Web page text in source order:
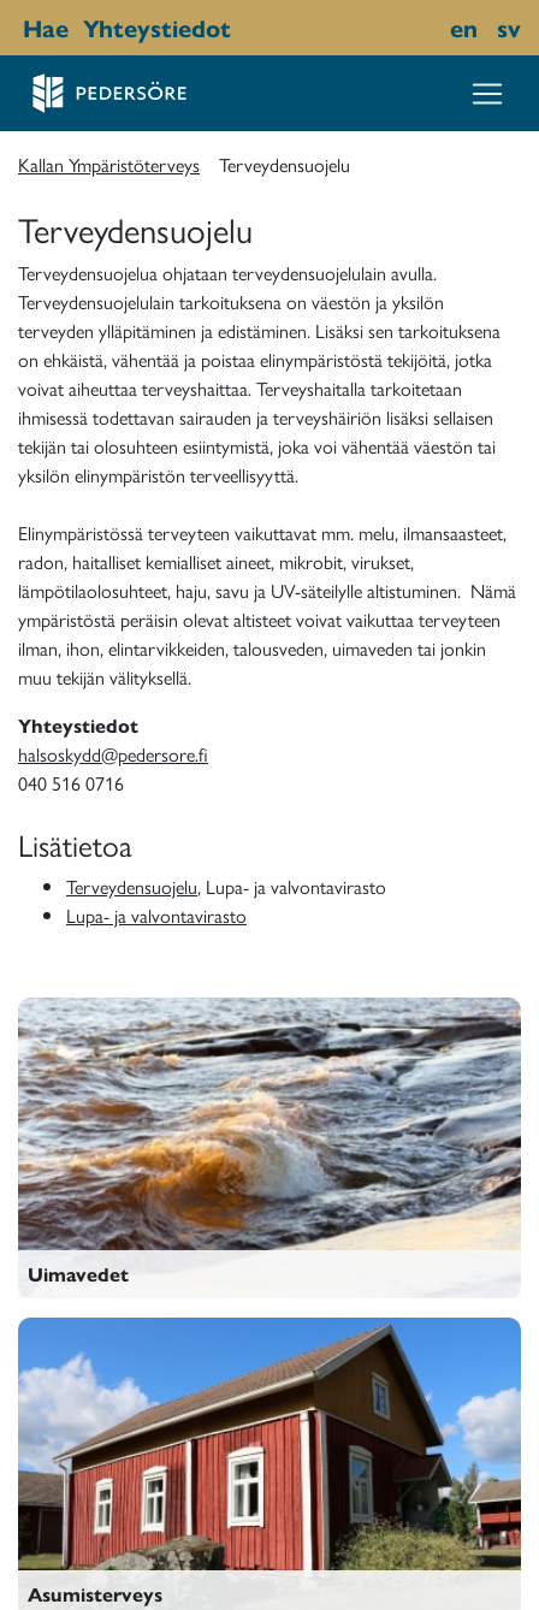
Hae Yhteystiedot en sv
Kallan Ympäristöterveys Terveydensuojelu
Terveydensuojelu
Terveydensuojelua ohjataan terveydensuojelulain avulla.
Terveydensuojelulain tarkoituksena on väestön ja yksilön
terveyden ylläpitäminen ja edistäminen. Lisäksi sen tarkoituksena
on ehkäistä, vähentää ja poistaa elinympäristöstä tekijöitä, jotka
voivat aiheuttaa terveyshaittaa. Terveyshaitalla tarkoitetaan
ihmisessä todettavan sairauden ja terveyshäiriön lisäksi sellaisen
tekijän tai olosuhteen esiintymistä, joka voi vähentää väestön tai
yksilön elinympäristön terveellisyyttä.
Elinympäristössä terveyteen vaikuttavat mm. melu, ilmansaasteet,
radon, haitalliset kemialliset aineet, mikrobit, virukset,
lämpötilaolosuhteet, haju, savu ja UV-säteilylle altistuminen. Nämä
ympäristöstä peräisin olevat altisteet voivat vaikuttaa terveyteen
ilman, ihon, elintarvikkeiden, talousveden, uimaveden tai jonkin
muu tekijän välityksellä.
Yhteystiedot
halsoskydd@pedersore.fi
040 516 0716
Lisätietoa
Terveydensuojelu, Lupa- ja valvontavirasto
Lupa- ja valvontavirasto
Uimavedet
Asumisterveys